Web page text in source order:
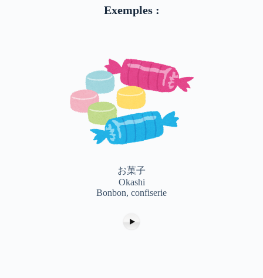
Exemples :
お菓子
Okashi
Bonbon, confiserie